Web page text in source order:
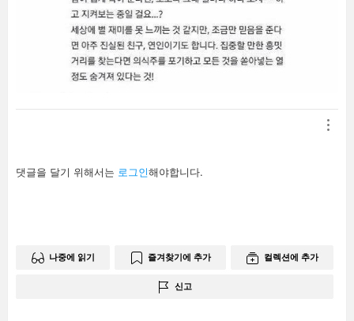
답
글
댓글을 달기 위해서는 로그인해야합니다.
나중에 읽기 즐겨찾기에 추가 컬렉션에 추가
신고